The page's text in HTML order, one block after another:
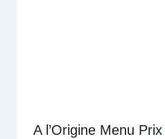
A l’Origine Menu